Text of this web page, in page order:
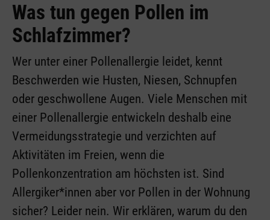
Was tun gegen Pollen im
Schlafzimmer?
Wer unter einer Pollenallergie leidet, kennt
Beschwerden wie Husten, Niesen, Schnupfen
oder geschwollene Augen. Viele Menschen mit
einer Pollenallergie entwickeln deshalb eine
Vermeidungsstrategie und verzichten auf
Aktivitäten im Freien, wenn die
Pollenkonzentration am höchsten ist. Sind
Allergiker*innen aber vor Pollen in der Wohnung
sicher? Leider nein. Wir erklären, warum du den